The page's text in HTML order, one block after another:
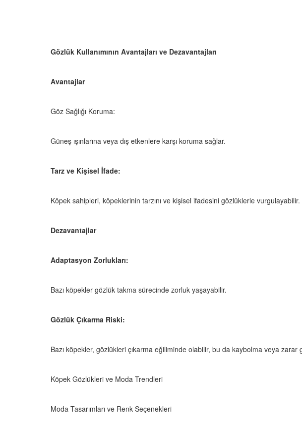
Gözlük Kullanımının Avantajları ve Dezavantajları
Avantajlar
Göz Sağlığı Koruma:
Güneş ışınlarına veya dış etkenlere karşı koruma sağlar.
Tarz ve Kişisel İfade:
Köpek sahipleri, köpeklerinin tarzını ve kişisel ifadesini gözlüklerle vurgulayabilir.
Dezavantajlar
Adaptasyon Zorlukları:
Bazı köpekler gözlük takma sürecinde zorluk yaşayabilir.
Gözlük Çıkarma Riski:
Bazı köpekler, gözlükleri çıkarma eğiliminde olabilir, bu da kaybolma veya zarar
Köpek Gözlükleri ve Moda Trendleri
Moda Tasarımları ve Renk Seçenekleri